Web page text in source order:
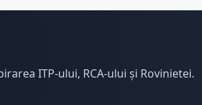
ITP-ului, RCA-ului și Rovinietei.